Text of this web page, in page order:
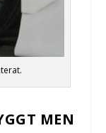
MEN